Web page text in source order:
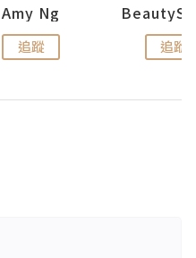
Amy Ng
追蹤 追蹤